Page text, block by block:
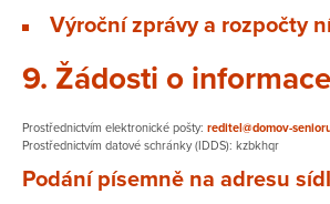
Výroční zprávy a rozpočty
9. Žádosti o informace
Prostřednictvím elektronické pošty: reditel@domov-
Prostřednictvím datové schránky (IDDS): kzbkhqr
Podání písemně na adresu